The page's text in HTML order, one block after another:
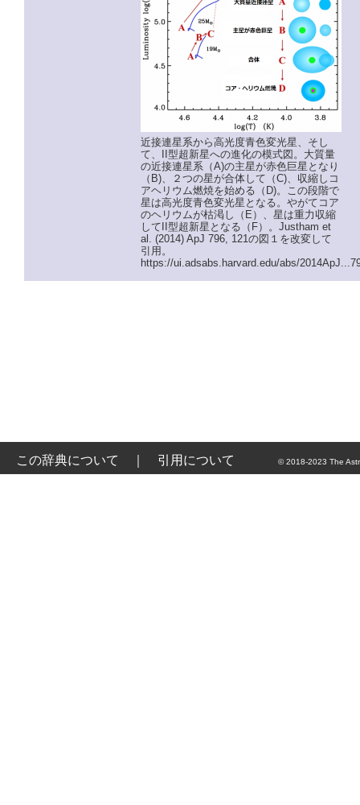
近接連星系から高光度青色変光星、そし
て、II型超新星への進化の模式図。大質量
の近接連星系（A)の主星が赤色巨星となり
（B)、２つの星が合体して（C)、収縮しコ
アヘリウム燃焼を始める（D)。この段階で
星は高光度青色変光星となる。やがてコア
のヘリウムが枯渇し（E）、星は重力収縮
してII型超新星となる（F）。Justham et
al. (2014) ApJ 796, 121の図１を改変して
引用。
https://ui.adsabs.harvard.edu/abs/
この辞典について 引用について © 2018-2023 The